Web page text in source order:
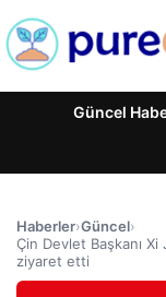
Güncel
Haberler›Güncel›
Çin Devlet Başkanı
ziyaret etti